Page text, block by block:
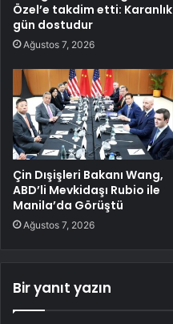
Özel’e takdim etti: Karanlık
gün dostudur
Ağustos 7, 2026
Çin Dışişleri Bakanı Wang,
ABD’li Mevkidaşı Rubio ile
Manila’da Görüştü
Ağustos 7, 2026
Bir yanıt yazın